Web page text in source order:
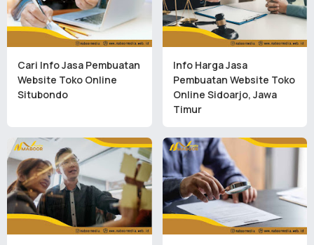
Cari Info Jasa Pembuatan
Website Toko Online
Situbondo
Info Harga Jasa
Pembuatan Website Toko
Online Sidoarjo, Jawa
Timur